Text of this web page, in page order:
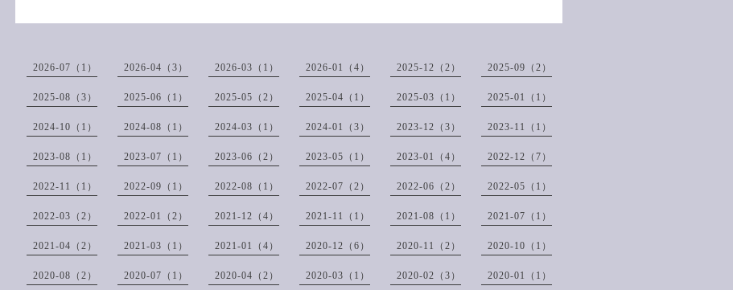
2026-07（1） 2026-04（3） 2026-03（1） 2026-01（4） 2025-12（2） 2025-09（2）
2025-08（3） 2025-06（1） 2025-05（2） 2025-04（1） 2025-03（1） 2025-01（1）
2024-10（1） 2024-08（1） 2024-03（1） 2024-01（3） 2023-12（3） 2023-11（1）
2023-08（1） 2023-07（1） 2023-06（2） 2023-05（1） 2023-01（4） 2022-12（7）
2022-11（1） 2022-09（1） 2022-08（1） 2022-07（2） 2022-06（2） 2022-05（1）
2022-03（2） 2022-01（2） 2021-12（4） 2021-11（1） 2021-08（1） 2021-07（1）
2021-04（2） 2021-03（1） 2021-01（4） 2020-12（6） 2020-11（2） 2020-10（1）
2020-08（2） 2020-07（1） 2020-04（2） 2020-03（1） 2020-02（3） 2020-01（1）